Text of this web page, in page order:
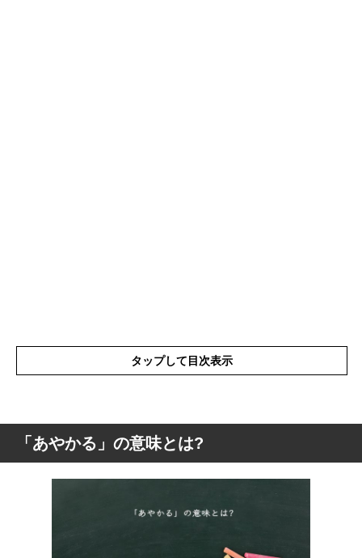
タップして目次表示
「あやかる」の意味とは?
「あやかる」の意味とは?